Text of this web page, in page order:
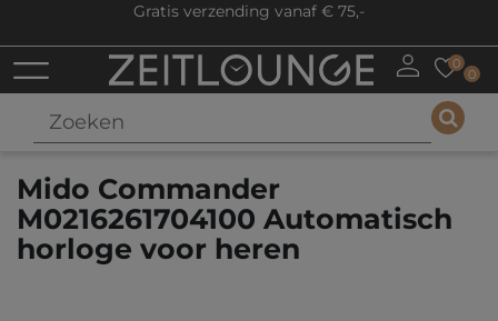
Gratis verzending vanaf € 75,-
0
0
Mido Commander
M0216261704100 Automatisch
horloge voor heren